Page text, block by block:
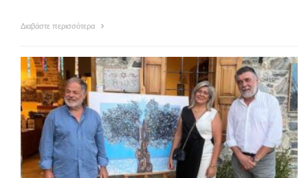
Διαβάστε περισσότερα